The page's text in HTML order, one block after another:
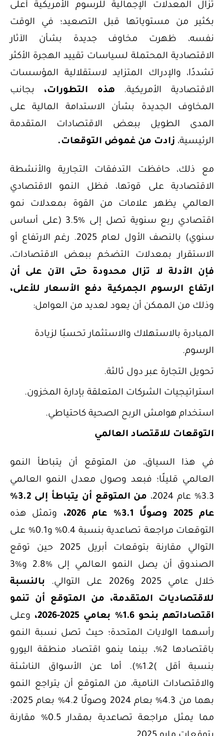
تزال المعدلات الإجمالية للرسوم الأمريكية أعلى
بكثير من مستوياتها قبل التصعيد؛ في الوقت
نفسه، ظهرت مخاوف جديدة بشأن الآثار
الاقتصادية المحتملة لسياسات تقييد الهجرة الأكثر
تشددًا، والإدراك المتزايد لاستقلالية المؤسسات
الاقتصادية الأمريكية.
هذه التطورات،بجانب
المخاوف الجديدة بشأن الاستدامة المالية على
المدى الطويل ببعض الاقتصادات المتقدمة
الرئيسية،زادت من غموض التوقعات.
مع ذلك، حافظت التدفقات التجارية والأنشطة
الاقتصادية على قوتها، فظل النمو الاقتصادي
العالمي يظهر علامات من القوة بمعدلات نمو
اقتصادي ربع سنوية تصل إلى %3.5 (على أساس
سنوي) بالنصف الأول لعام 2025. رغم الارتفاع أو
الاستقرار بمعدلات التضخم ببعض الاقتصادات،
فإن الأدلة لا تزال محدودة حتى الآن على أن
ارتفاع الرسوم الجمركية دفع الأسعار للأعلى،
وذلك من الممكن أن يعود لعديد من العوامل:
المبادرة بالاستهلاك والاستثمار تحسبًا لزيادة
الرسوم.
تحويل التجارة عبر دول ثالثة.
استراتيجيات الشركات المتعلقة بإدارة المخزون.
استخدام هوامش الربح الصحية كاحتياطي.
التوقعات للاقتصاد العالمي
في هذا السياق، من المتوقع أن يتباطأ النمو
العالمي قليلًا؛ فبعد وصول معدل النمو العالمي
3.3% عام 2024،
من المتوقع أن يتباطأ إلى 3.2%
عام 2025 وصولًا 3.1% عام 2026،
وتمثل هذه
التوقعات مراجعة تصاعدية بنسبة 0.4% و0.1% على
التوالي مقارنة بتوقعات أبريل 2025 حين توقع
الصندوق أن يصل النمو العالمي إلى %2.8 و%3
خلال عامي 2025 و2026 على التوالي.
بالنسبة
للاقتصاديات المتقدمة، من المتوقع أن تنمو
اقتصاداتهم بنحو 1.6% بعامي 2025-2026،
وعلى
رأسهما الولايات المتحدة؛ حيث تصل نسبة النمو
باقتصادها 2%، بينما ينمو اقتصاد منطقة اليورو
بنسبة أقل )1.2%). أما عن الأسواق الناشئة
والاقتصادات النامية، من المتوقع أن يتراجع النمو
بهما من 4.3% بعام 2024 وصولًا 4.2% بعام 2025؛
مما يمثل مراجعة تصاعدية بمقدار 0.5% مقارنة